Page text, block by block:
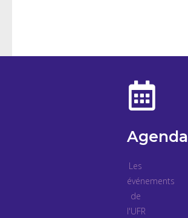
Agenda
Les
événements
de
l'UFR